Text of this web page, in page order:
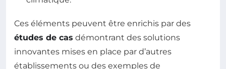
Ces éléments peuvent être enrichis par des
études de cas démontrant des solutions
innovantes mises en place par d’autres
établissements ou des exemples de